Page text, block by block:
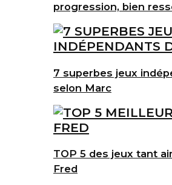
progression, bien
7 superbes jeux
selon Marc
TOP 5 des jeux tant
Fred